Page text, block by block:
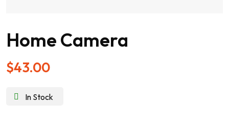
Home Camera
$43.00
In Stock